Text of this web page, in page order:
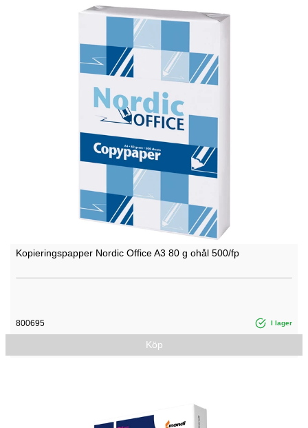
Kopieringspapper Nordic Office A3 80 g ohål 500/fp
800695 I lager
Köp